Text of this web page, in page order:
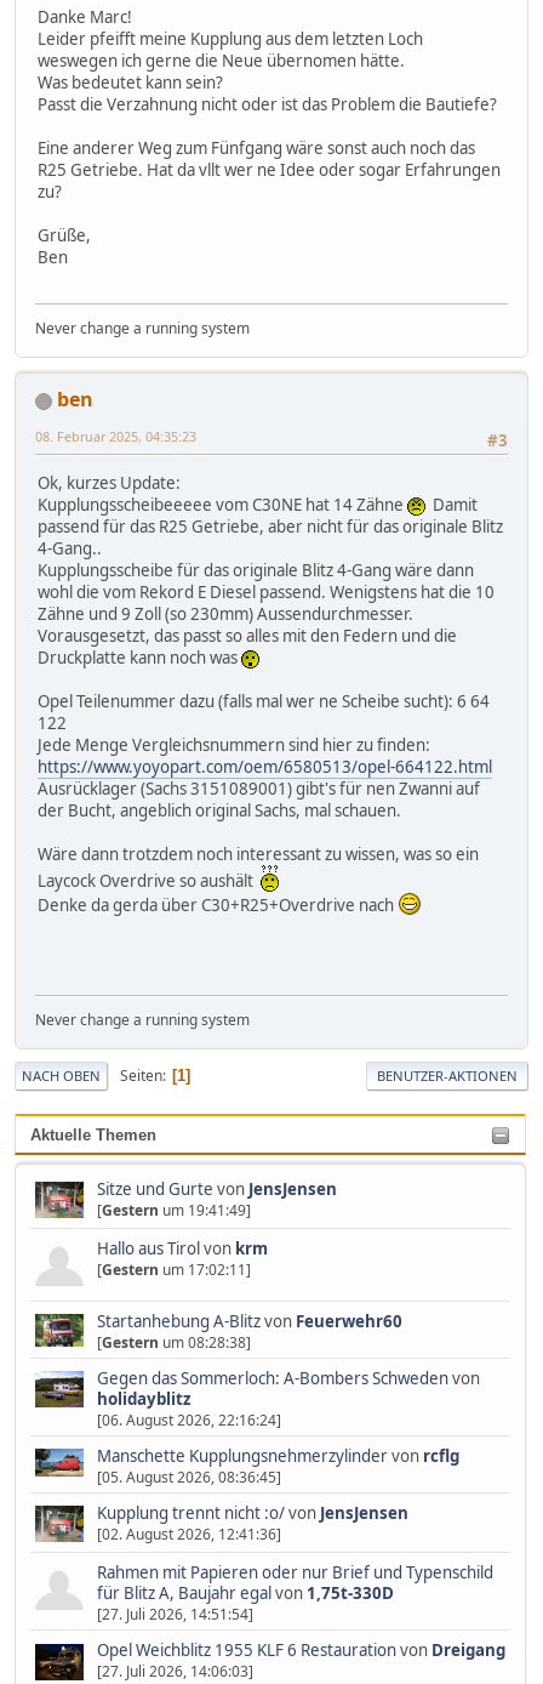
Aktuelle Themen
Sitze und Gurte von JensJensen
[Gestern um 19:41:49]
Hallo aus Tirolvon krm
[Gestern um 17:02:11]
Startanhebung A-Blitzvon Feuerwehr60
[Gestern um 08:28:38]
Gegen das Sommerloch: A-Bombers Schwedenvon
holidayblitz
[06. August 2026, 22:16:24]
Manschette Kupplungsnehmerzylindervon rcflg
[05. August 2026, 08:36:45]
Kupplung trennt nicht :o/von JensJensen
[02. August 2026, 12:41:36]
Rahmen mit Papieren oder nur Brief und Typenschild
für Blitz A, Baujahr egalvon 1,75t-330D
[27. Juli 2026, 14:51:54]
Opel Weichblitz 1955 KLF 6 Restaurationvon Dreigang
[27. Juli 2026, 14:06:03]
Danke Marc!
Leider pfeifft meine Kupplung aus dem letzten Loch
weswegen ich gerne die Neue übernomen hätte.
Was bedeutet kann sein?
Passt die Verzahnung nicht oder ist das Problem die Bautiefe?
Eine anderer Weg zum Fünfgang wäre sonst auch noch das
R25 Getriebe. Hat da vllt wer ne Idee oder sogar Erfahrungen
zu?
Grüße,
Ben
Never change a running system
ben
#3
08. Februar 2025, 04:35:23
Ok, kurzes Update:
Kupplungsscheibeeeee vom C30NE hat 14 Zähne
Damit
passend für das R25 Getriebe, aber nicht für das originale Blitz
4-Gang..
Kupplungsscheibe für das originale Blitz 4-Gang wäre dann
wohl die vom Rekord E Diesel passend. Wenigstens hat die 10
Zähne und 9 Zoll (so 230mm) Aussendurchmesser.
Vorausgesetzt, das passt so alles mit den Federn und die
Druckplatte kann noch was
Opel Teilenummer dazu (falls mal wer ne Scheibe sucht): 6 64
122
Jede Menge Vergleichsnummern sind hier zu finden:
https://www.yoyopart.com/oem/6580513/opel-664122.html
Ausrücklager (Sachs 3151089001) gibt's für nen Zwanni auf
der Bucht, angeblich original Sachs, mal schauen.
Wäre dann trotzdem noch interessant zu wissen, was so ein
Laycock Overdrive so aushält
Denke da gerda über C30+R25+Overdrive nach
Never change a running system
NACH OBEN Seiten 1 BENUTZER-AKTIONEN